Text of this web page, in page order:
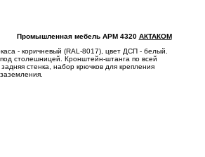
Промышленная мебель АРМ 4320 АКТАКОМ
- коричневый (RAL-8017), цвет ДСП - белый.
столешницей. Кронштейн-штанга по всей
стенка, набор крючков для крепления